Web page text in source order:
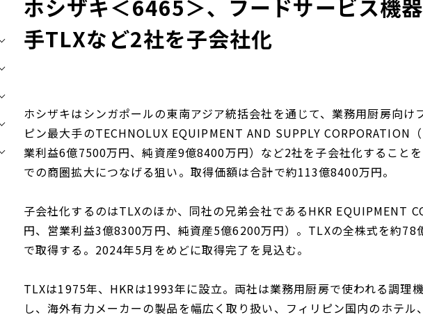
ホシザキ＜6465＞、フードサービス機
手TLXなど2社を子会社化
ホシザキはシンガポールの東南アジア統括会社を通じて、業務用厨房向
ピン最大手のTECHNOLUX EQUIPMENT AND SUPPLY
業利益6億7500万円、純資産9億8400万円）など2社を子会社化すること
での商圏拡大につなげる狙い。取得価額は合計で約113億8400万円。
子会社化するのはTLXのほか、同社の兄弟会社であるHKR EQUIPMENT
円、営業利益3億8300万円、純資産5億6200万円）。TLXの全株式を約
で取得する。2024年5月をめどに取得完了を見込む。
TLXは1975年、HKRは1993年に設立。両社は業務用厨房で使われる調理
し、海外有力メーカーの製品を幅広く取り扱い、フィリピン国内のホテ